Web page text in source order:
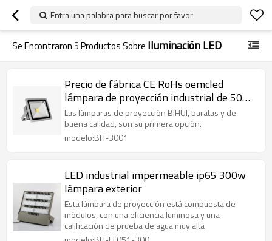
Entra una palabra para buscar por favor
Se Encontraron5Productos Sobre Iluminación LED
Precio de fábrica CE RoHs oemcled
lámpara de proyección industrial de 50w
para iluminación exterior
Las lámparas de proyección BIHUI, baratas y de
buena calidad, son su primera opción.
modelo:BH-3001
LED industrial impermeable ip65 300w
lámpara exterior
Esta lámpara de proyección está compuesta de
módulos, con una eficiencia luminosa y una
calificación de prueba de agua muy alta